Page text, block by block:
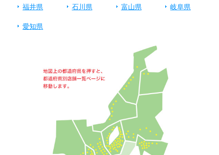
福井県
石川県 富山県
岐阜県
愛知県